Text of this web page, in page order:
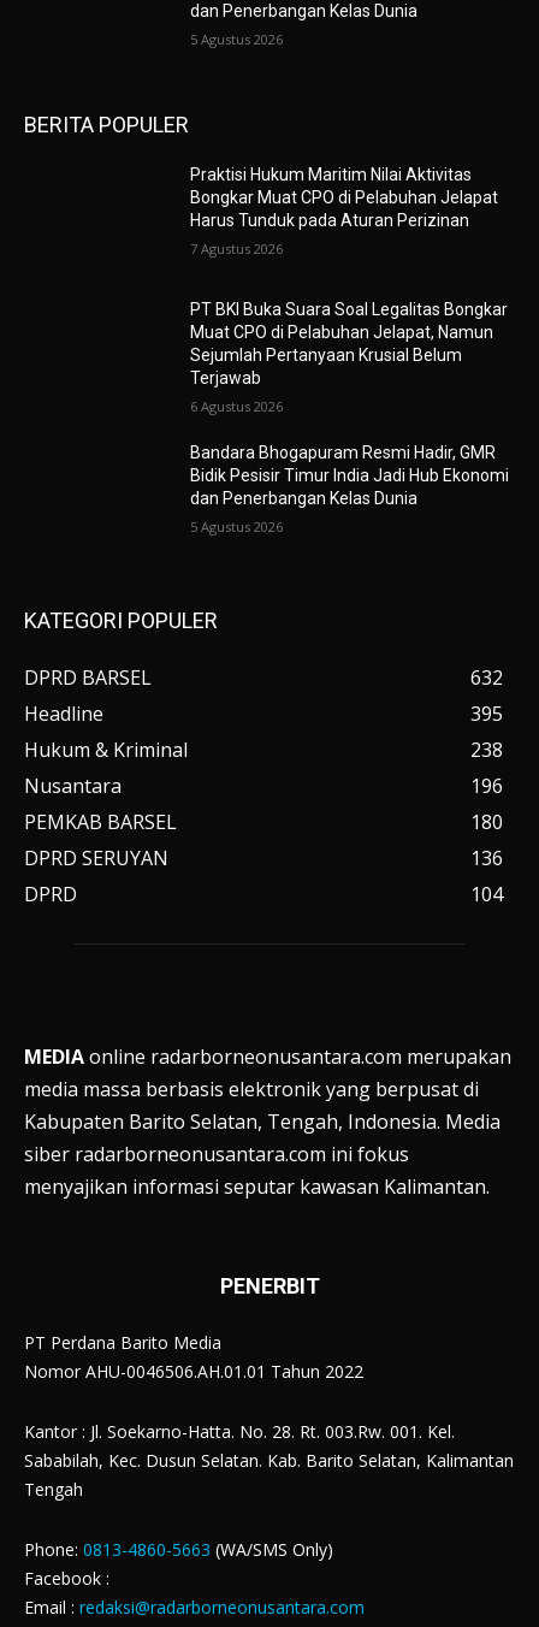
dan Penerbangan Kelas Dunia
5 Agustus 2026
BERITA POPULER
Praktisi Hukum Maritim Nilai Aktivitas
Bongkar Muat CPO di Pelabuhan Jelapat
Harus Tunduk pada Aturan Perizinan
7 Agustus 2026
PT BKI Buka Suara Soal Legalitas Bongkar
Muat CPO di Pelabuhan Jelapat, Namun
Sejumlah Pertanyaan Krusial Belum
Terjawab
6 Agustus 2026
Bandara Bhogapuram Resmi Hadir, GMR
Bidik Pesisir Timur India Jadi Hub Ekonomi
dan Penerbangan Kelas Dunia
5 Agustus 2026
KATEGORI POPULER
DPRD BARSEL
632
Headline
395
Hukum & Kriminal
238
Nusantara
196
PEMKAB BARSEL
180
DPRD SERUYAN
136
DPRD
104
MEDIAonline radarborneonusantara.com merupakan
media massa berbasis elektronik yang berpusat di
Kabupaten Barito Selatan, Tengah, Indonesia. Media
siber radarborneonusantara.com ini fokus
menyajikan informasi seputar kawasan Kalimantan.
PENERBIT
PT Perdana Barito Media
Nomor AHU-0046506.AH.01.01 Tahun 2022
Kantor : Jl. Soekarno-Hatta. No. 28. Rt. 003.Rw. 001. Kel.
Sababilah, Kec. Dusun Selatan. Kab. Barito Selatan, Kalimantan
Tengah
Phone: 0813-4860-5663 (WA/SMS Only)
Facebook :
Email : redaksi@radarborneonusantara.com